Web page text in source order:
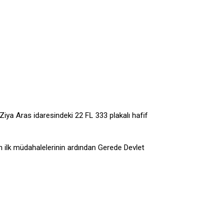
Aras idaresindeki 22 FL 333 plakalı hafif
müdahalelerinin ardından Gerede Devlet